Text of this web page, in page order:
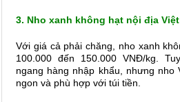
3. Nho xanh không hạt nội địa Việt
Với giá cả phải chăng, nho xanh
100.000 đến 150.000 VNĐ/kg.
ngang hàng nhập khẩu, nhưng
ngon và phù hợp với túi tiền.